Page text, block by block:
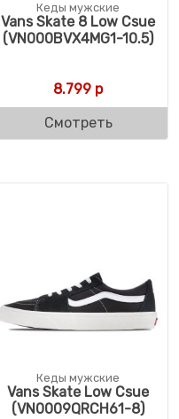
Кеды мужские
Vans Skate 8 Low Csue
(VN000BVX4MG1-10.5)
8.799 р
Смотреть
Кеды мужские
Vans Skate Low Csue
(VN0009QRCH61-8)